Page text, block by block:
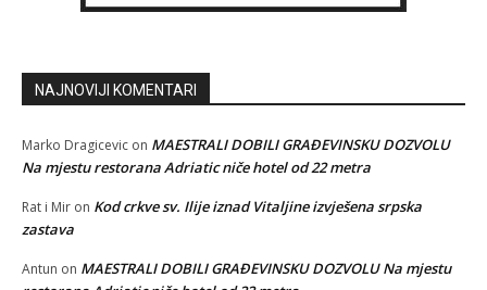
NAJNOVIJI KOMENTARI
Marko Dragicevic on MAESTRALI DOBILI GRAĐEVINSKU DOZVOLU
Na mjestu restorana Adriatic niče hotel od 22 metra
Rat i Mir on Kod crkve sv. Ilije iznad Vitaljine izvješena srpska
zastava
Antun on MAESTRALI DOBILI GRAĐEVINSKU DOZVOLU Na mjestu